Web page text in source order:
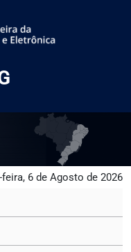
feira, 6 de Agosto de 2026